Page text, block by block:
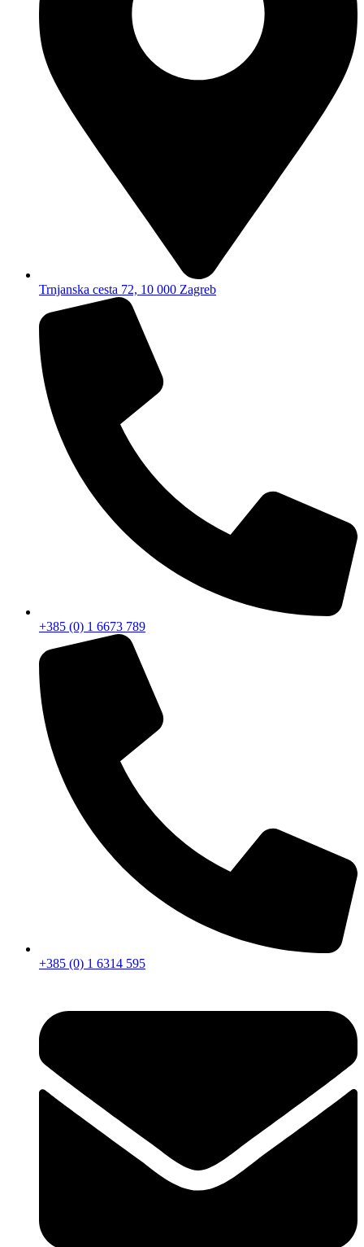
Trnjanska cesta 72, 10 000 Zagreb
+385 (0) 1 6673 789
+385 (0) 1 6314 595